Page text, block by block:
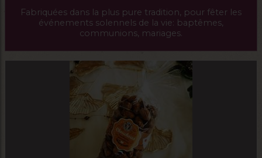
Fabriquées dans la plus pure tradition, pour fêter les
événements solennels de la vie: baptêmes,
communions, mariages.